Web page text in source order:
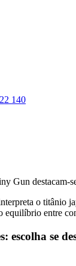
140
Gun destacam-
o titânio
equilíbrio entre
escolha se